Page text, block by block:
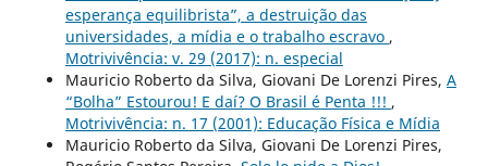
esperança equilibrista”, a destruição das
universidades, a mídia e o trabalho escravo ,
Motrivivência: v. 29 (2017): n. especial
Mauricio Roberto da Silva, Giovani De Lorenzi Pires, A
“Bolha” Estourou! E daí? O Brasil é Penta !!! ,
Motrivivência: n. 17 (2001): Educação Física e Mídia
Mauricio Roberto da Silva, Giovani De Lorenzi Pires,